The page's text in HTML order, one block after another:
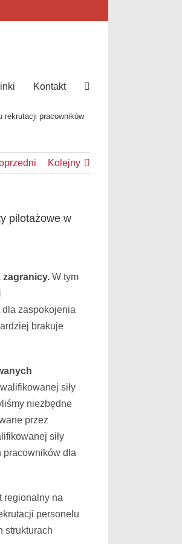
Kontakt
rekrutacji pracowników
Kolejny
pilotażowe w
zagranicy. W tym
dla zaspokojenia
brakuje
siły
niezbędne
przez
siły
pracowników dla
regionalny na
personelu
strukturach